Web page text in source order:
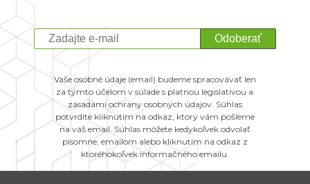
Odoberať
Vaše osobné údaje (email) budeme spracovávať len
za týmto účelom v súlade s platnou legislatívou a
zásadami ochrany osobných údajov. Súhlas
potvrdíte kliknutím na odkaz, ktorý vám pošleme
na váš email. Súhlas môžete kedykoľvek odvolať
písomne, emailom alebo kliknutím na odkaz z
ktoréhokoľvek informačného emailu.